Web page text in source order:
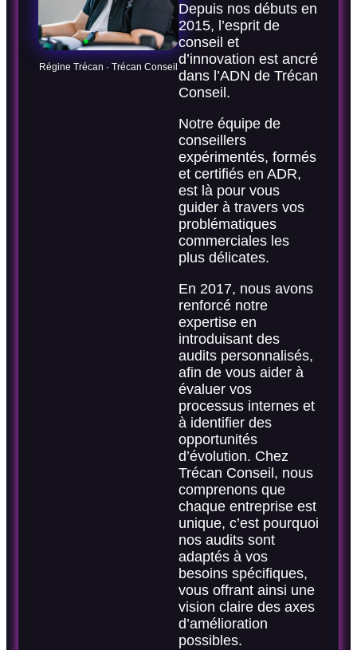
Régine Trécan · Trécan Conseil
Depuis nos débuts en
2015, l’esprit de
conseil et
d’innovation est ancré
dans l’ADN de Trécan
Conseil.
Notre équipe de
conseillers
expérimentés, formés
et certifiés en ADR,
est là pour vous
guider à travers vos
problématiques
commerciales les
plus délicates.
En 2017, nous avons
renforcé notre
expertise en
introduisant des
audits personnalisés,
afin de vous aider à
évaluer vos
processus internes et
à identifier des
opportunités
d’évolution. Chez
Trécan Conseil, nous
comprenons que
chaque entreprise est
unique, c’est pourquoi
nos audits sont
adaptés à vos
besoins spécifiques,
vous offrant ainsi une
vision claire des axes
d’amélioration
possibles.